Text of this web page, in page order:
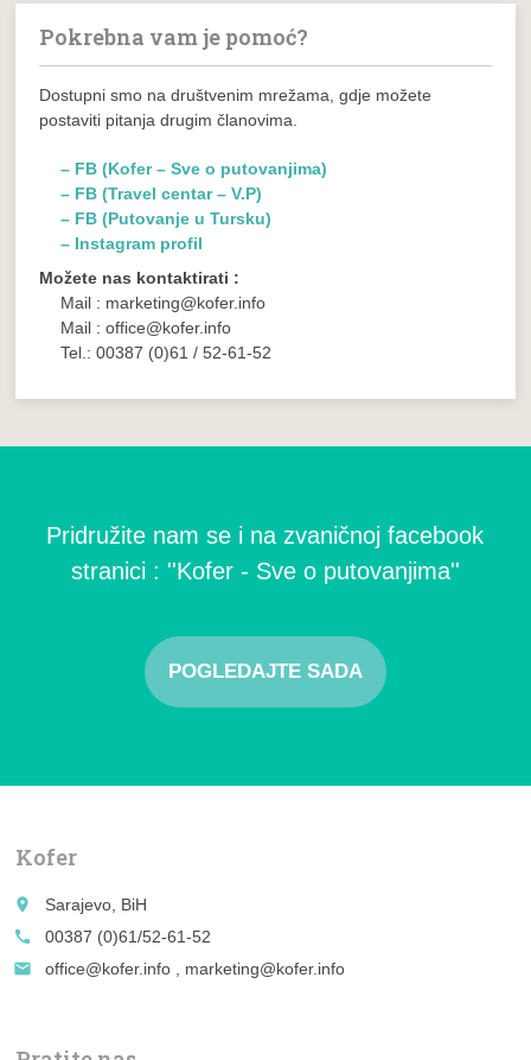
Pokrebna vam je pomoć?
Dostupni smo na društvenim mrežama, gdje možete
postaviti pitanja drugim članovima.
– FB (Kofer – Sve o putovanjima)
– FB (Travel centar – V.P)
– FB (Putovanje u Tursku)
– Instagram profil
Možete nas kontaktirati :
Mail : marketing@kofer.info
Mail : office@kofer.info
Tel.: 00387 (0)61 / 52-61-52
Pridružite nam se i na zvaničnoj facebook
stranici : ''Kofer - Sve o putovanjima''
POGLEDAJTE SADA
Kofer
place
Sarajevo, BiH
call
00387 (0)61/52-61-52
email
office@kofer.info , marketing@kofer.info